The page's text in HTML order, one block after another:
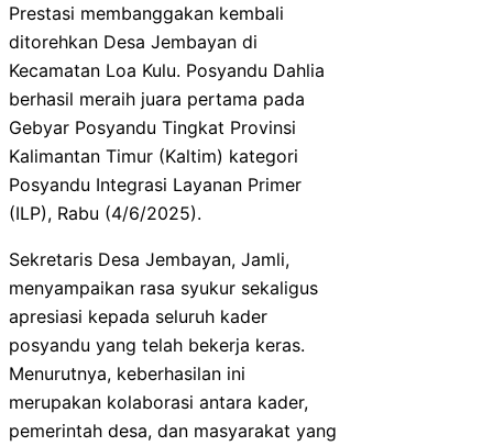
Prestasi membanggakan kembali
ditorehkan Desa Jembayan di
Kecamatan Loa Kulu. Posyandu Dahlia
berhasil meraih juara pertama pada
Gebyar Posyandu Tingkat Provinsi
Kalimantan Timur (Kaltim) kategori
Posyandu Integrasi Layanan Primer
(ILP), Rabu (4/6/2025).
Sekretaris Desa Jembayan, Jamli,
menyampaikan rasa syukur sekaligus
apresiasi kepada seluruh kader
posyandu yang telah bekerja keras.
Menurutnya, keberhasilan ini
merupakan kolaborasi antara kader,
pemerintah desa, dan masyarakat yang